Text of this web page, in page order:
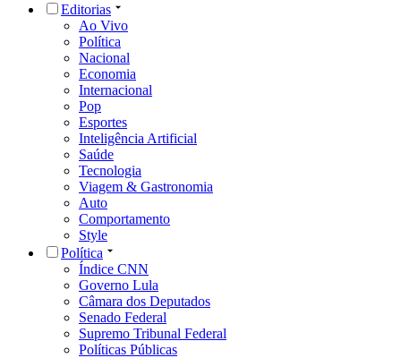
Editorias
Ao Vivo
Política
Nacional
Economia
Internacional
Pop
Esportes
Inteligência Artificial
Saúde
Tecnologia
Viagem & Gastronomia
Auto
Comportamento
Style
Política
Índice CNN
Governo Lula
Câmara dos Deputados
Senado Federal
Supremo Tribunal Federal
Políticas Públicas